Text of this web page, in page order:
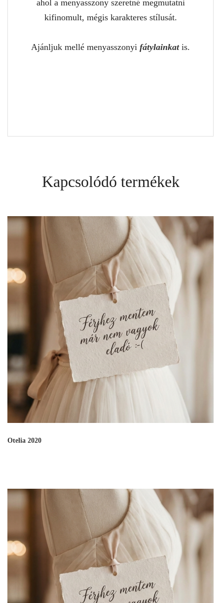
ahol a menyasszony szeretné megmutatni
kifinomult, mégis karakteres stílusát.
Ajánljuk mellé menyasszonyi fátylainkat is.
Kapcsolódó termékek
Otelia 2020